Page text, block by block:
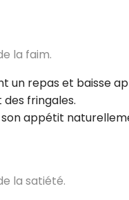
la faim.
un repas et baisse
fringales.
appétit
la satiété.